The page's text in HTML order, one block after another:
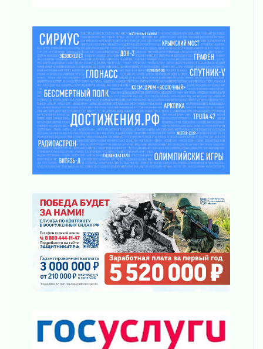
кораблик Памяти»
31 июля 2026
Новые возможности для творчества
31 июля 2026
За сухими цифрами — реальная жизнь
31 июля 2026
От инженера-создателя к волонтёрам
«Созидателям»
31 июля 2026
Генеральная репетиция векового юбилея
31 июля 2026
31 июля 2026
Давайте разберемся!
30 июля 2026
Круглую ригу в Гатчине отреставрируют в
2027 году
30 июля 2026
Путешествие к западным рубежам
откроется к концу сентября
30 июля 2026